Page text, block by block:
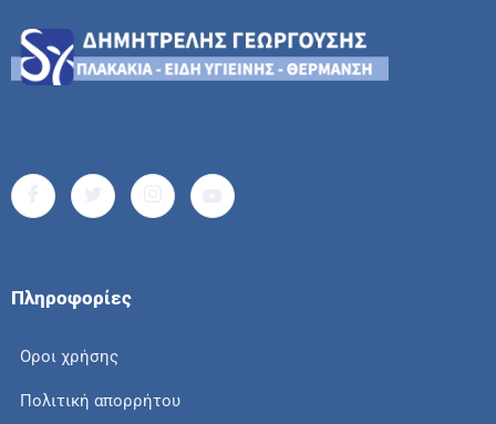
Πληροφορίες
Οροι χρήσης
Πολιτική απορρήτου